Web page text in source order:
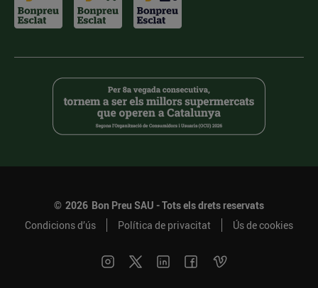
© 2026 Bon Preu SAU - Tots els drets reservats
Condicions d’ús
Política de privacitat Ús de cookies